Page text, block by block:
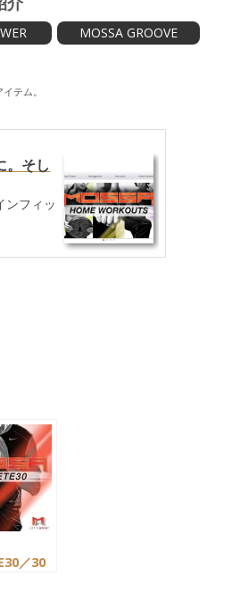
MOSSA GROOVE
テム。
。そし
ンフィッ
／30